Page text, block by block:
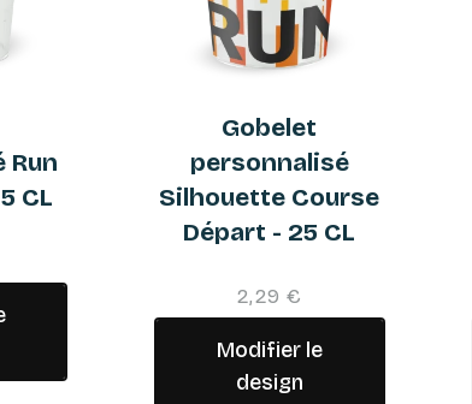
Run
CL
Gobelet
personnalisé
Silhouette Course
Départ - 25 CL
2,29 €
Modifier le
design